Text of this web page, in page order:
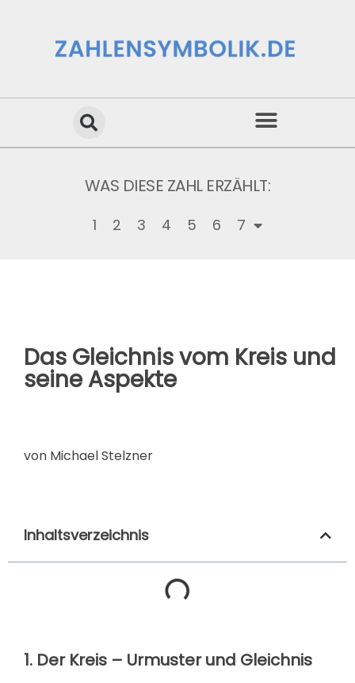
WAS DIESE ZAHL ERZÄHLT:
1 2 3 4 5 6 7
Das Gleichnis vom Kreis und
seine Aspekte
von Michael Stelzner
Inhaltsverzeichnis
1. Der Kreis – Urmuster und Gleichnis